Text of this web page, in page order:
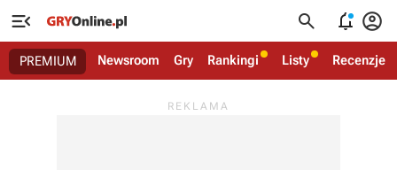
   
PREMIUM Newsroom Gry Rankingi Listy Recenzje